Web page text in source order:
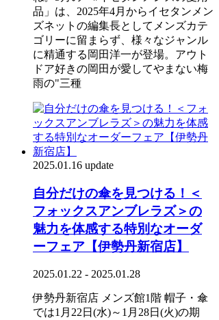
品」は、2025年4月からイセタンメン
ズネットの編集長としてメンズカテ
ゴリーに留まらず、様々なジャンル
に精通する岡田洋一が登場。アウト
ドア好きの岡田が愛してやまない梅
雨の"三種
2025.01.16 update
自分だけの傘を見つける！＜
フォックスアンブレラズ＞の
魅力を体感する特別なオーダ
ーフェア【伊勢丹新宿店】
2025.01.22 - 2025.01.28
伊勢丹新宿店 メンズ館1階 帽子・傘
では1月22日(水)～1月28日(火)の期